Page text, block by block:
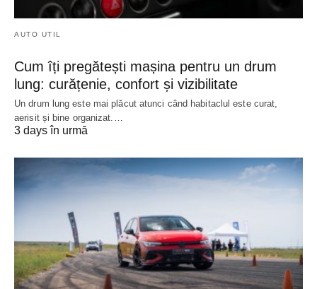
AUTO UTIL
Cum îți pregătești mașina pentru un drum
lung: curățenie, confort și vizibilitate
Un drum lung este mai plăcut atunci când habitaclul este curat,
aerisit și bine organizat.…
3 days în urmă